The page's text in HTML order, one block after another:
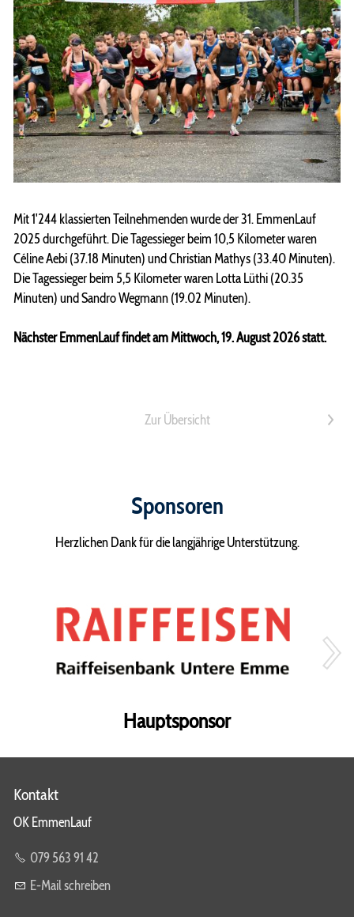
Mit 1'244 klassierten Teilnehmenden wurde der 31. EmmenLauf
2025 durchgeführt. Die Tagessieger beim 10,5 Kilometer waren
Céline Aebi (37.18 Minuten) und Christian Mathys (33.40 Minuten).
Die Tagessieger beim 5,5 Kilometer waren Lotta Lüthi (20.35
Minuten) und Sandro Wegmann (19.02 Minuten).
Nächster EmmenLauf findet am Mittwoch, 19. August 2026 statt.
Zur Übersicht >
Sponsoren
Herzlichen Dank für die langjährige Unterstützung.
Hauptsponsor
Kontakt
OK EmmenLauf
079 563 91 42
E-Mail schreiben